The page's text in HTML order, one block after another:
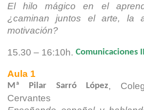
El hilo mágico en el
¿caminan juntos el arte, la
motivación?
15.30 – 16:10h. Comunicaciones II
Aula 1
Mª Pilar Sarró López,
Cervantes